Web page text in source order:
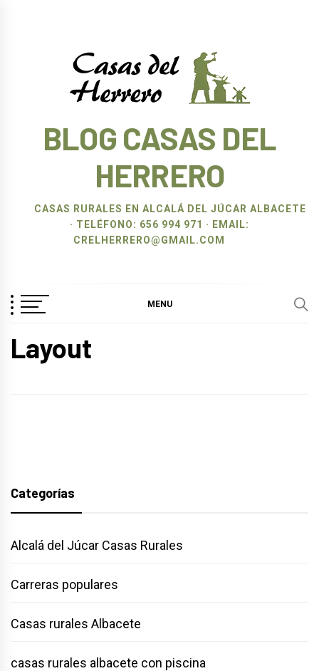
BLOG CASAS DEL
HERRERO
CASAS RURALES EN ALCALÁ DEL JÚCAR ALBACETE
· TELÉFONO: 656 994 971 · EMAIL:
CRELHERRERO@GMAIL.COM
MENU
Layout
Categorías
Alcalá del Júcar Casas Rurales
Carreras populares
Casas rurales Albacete
casas rurales albacete con piscina